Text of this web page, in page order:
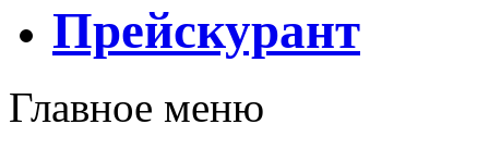
Прейскурант
Главное меню